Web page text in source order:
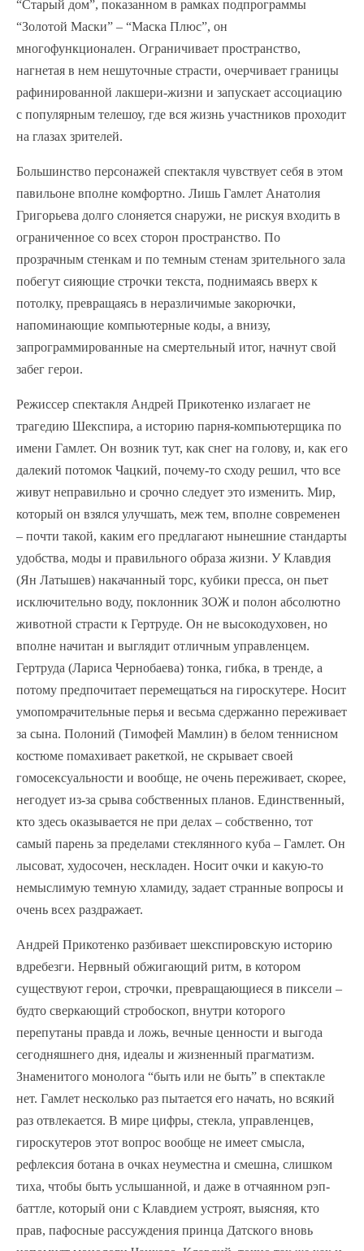
“Старый дом”, показанном в рамках подпрограммы
“Золотой Маски” – “Маска Плюс”, он
многофункционален. Ограничивает пространство,
нагнетая в нем нешуточные страсти, очерчивает границы
рафинированной лакшери-жизни и запускает ассоциацию
с популярным телешоу, где вся жизнь участников проходит
на глазах зрителей.
Большинство персонажей спектакля чувствует себя в этом
павильоне вполне комфортно. Лишь Гамлет Анатолия
Григорьева долго слоняется снаружи, не рискуя входить в
ограниченное со всех сторон пространство. По
прозрачным стенкам и по темным стенам зрительного зала
побегут сияющие строчки текста, поднимаясь вверх к
потолку, превращаясь в неразличимые закорючки,
напоминающие компьютерные коды, а внизу,
запрограммированные на смертельный итог, начнут свой
забег герои.
Режиссер спектакля Андрей Прикотенко излагает не
трагедию Шекспира, а историю парня-компьютерщика по
имени Гамлет. Он возник тут, как снег на голову, и, как его
далекий потомок Чацкий, почему-то сходу решил, что все
живут неправильно и срочно следует это изменить. Мир,
который он взялся улучшать, меж тем, вполне современен
– почти такой, каким его предлагают нынешние стандарты
удобства, моды и правильного образа жизни. У Клавдия
(Ян Латышев) накачанный торс, кубики пресса, он пьет
исключительно воду, поклонник ЗОЖ и полон абсолютно
животной страсти к Гертруде. Он не высокодуховен, но
вполне начитан и выглядит отличным управленцем.
Гертруда (Лариса Чернобаева) тонка, гибка, в тренде, а
потому предпочитает перемещаться на гироскутере. Носит
умопомрачительные перья и весьма сдержанно переживает
за сына. Полоний (Тимофей Мамлин) в белом теннисном
костюме помахивает ракеткой, не скрывает своей
гомосексуальности и вообще, не очень переживает, скорее,
негодует из-за срыва собственных планов. Единственный,
кто здесь оказывается не при делах – собственно, тот
самый парень за пределами стеклянного куба – Гамлет. Он
лысоват, худосочен, нескладен. Носит очки и какую-то
немыслимую темную хламиду, задает странные вопросы и
очень всех раздражает.
Андрей Прикотенко разбивает шекспировскую историю
вдребезги. Нервный обжигающий ритм, в котором
существуют герои, строчки, превращающиеся в пиксели –
будто сверкающий стробоскоп, внутри которого
перепутаны правда и ложь, вечные ценности и выгода
сегодняшнего дня, идеалы и жизненный прагматизм.
Знаменитого монолога “быть или не быть” в спектакле
нет. Гамлет несколько раз пытается его начать, но всякий
раз отвлекается. В мире цифры, стекла, управленцев,
гироскутеров этот вопрос вообще не имеет смысла,
рефлексия ботана в очках неуместна и смешна, слишком
тиха, чтобы быть услышанной, и даже в отчаянном рэп-
баттле, который они с Клавдием устроят, выясняя, кто
прав, пафосные рассуждения принца Датского вновь